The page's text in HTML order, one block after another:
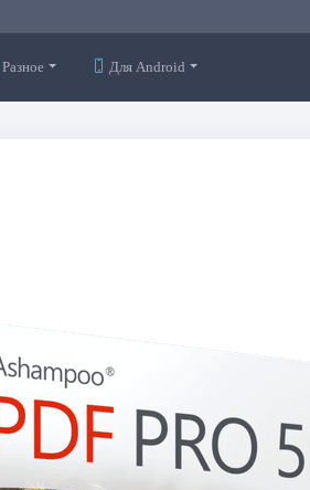
Разное Для Android